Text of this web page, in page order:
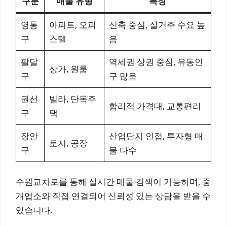
영통
구
아파트, 오피
스텔
신축 중심, 실거주 수요 높
음
팔달
구
상가, 원룸
역세권 상권 중심, 유동인
구 많음
권선
구
빌라, 단독주
택
합리적 가격대, 교통편리
장안
구
토지, 공장
산업단지 인접, 투자형 매
물 다수
수원교차로를 통해 실시간 매물 검색이 가능하며, 중
개업소와 직접 연결되어 신뢰성 있는 상담을 받을 수
있습니다.